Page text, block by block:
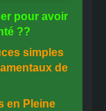
pour avoir
??
simples
de
en Pleine